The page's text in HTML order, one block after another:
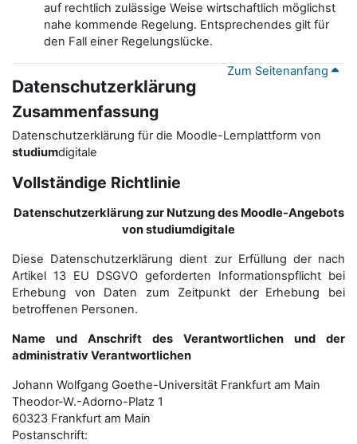
auf rechtlich zulässige Weise wirtschaftlich möglichst
nahe kommende Regelung. Entsprechendes gilt für
den Fall einer Regelungslücke.
Zum Seitenanfang
Datenschutzerklärung
Zusammenfassung
Datenschutzerklärung für die Moodle-Lernplattform von
studiumdigitale
Vollständige Richtlinie
Datenschutzerklärung zur Nutzung des Moodle-Angebots
von studiumdigitale
Diese Datenschutzerklärung dient zur Erfüllung der nach
Artikel 13 EU DSGVO geforderten Informationspflicht bei
Erhebung von Daten zum Zeitpunkt der Erhebung bei
betroffenen Personen.
Name und Anschrift des Verantwortlichen und der
administrativ Verantwortlichen
Johann Wolfgang Goethe-Universität Frankfurt am Main
Theodor-W.-Adorno-Platz 1
60323 Frankfurt am Main
Postanschrift: